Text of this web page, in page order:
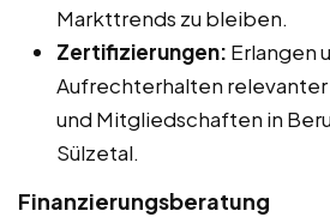
Markttrends zu bleiben.
Zertifizierungen: Erlangen
Aufrechterhalten
und Mitgliedschaften in
Sülzetal.
Finanzierungsberatung